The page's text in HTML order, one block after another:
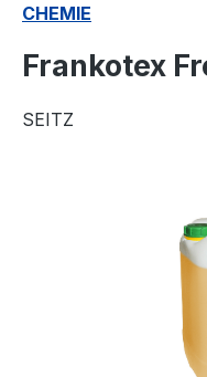
CHEMIE
Frankotex
SEITZ